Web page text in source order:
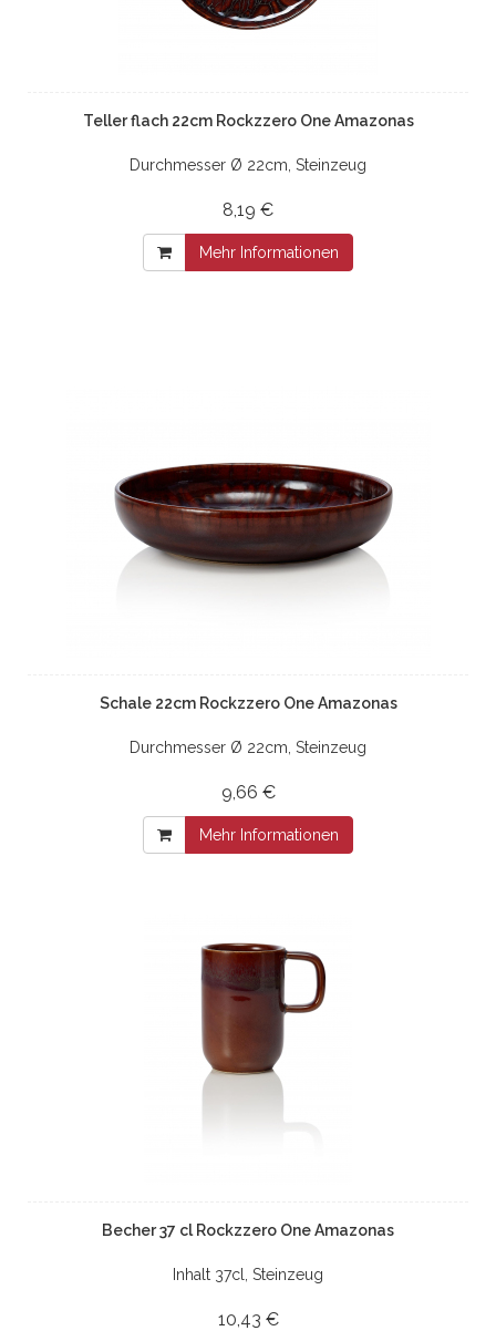
Teller flach 22cm Rockzzero One Amazonas
Durchmesser Ø 22cm, Steinzeug
8,19 €
Mehr Informationen
Schale 22cm Rockzzero One Amazonas
Durchmesser Ø 22cm, Steinzeug
9,66 €
Mehr Informationen
Becher 37 cl Rockzzero One Amazonas
Inhalt 37cl, Steinzeug
10,43 €